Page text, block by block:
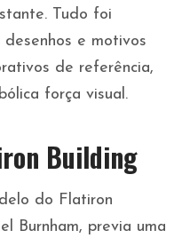
Tudo foi
e motivos
de referência,
força visual.
Building
do Flatiron
Burnham, previa uma